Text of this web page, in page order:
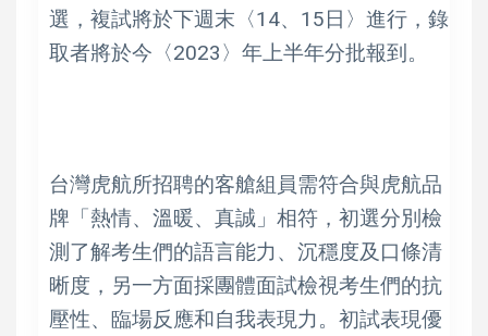
選，複試將於下週末〈14、15日〉進行，錄
取者將於今〈2023〉年上半年分批報到。
台灣虎航所招聘的客艙組員需符合與虎航品
牌「熱情、溫暖、真誠」相符，初選分別檢
測了解考生們的語言能力、沉穩度及口條清
晰度，另一方面採團體面試檢視考生們的抗
壓性、臨場反應和自我表現力。初試表現優